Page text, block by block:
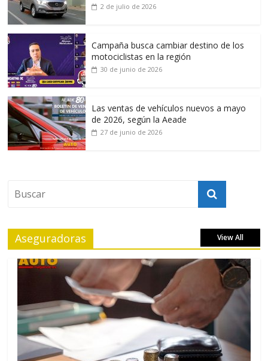
2 de julio de 2026
Campaña busca cambiar destino de los
motociclistas en la región
30 de junio de 2026
Las ventas de vehículos nuevos a mayo
de 2026, según la Aeade
27 de junio de 2026
Aseguradoras View All